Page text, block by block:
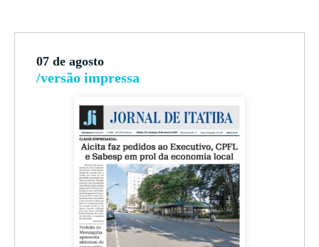
07 de agosto
/versão impressa